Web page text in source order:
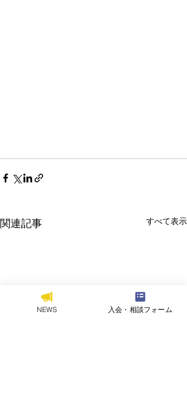
関連記事 すべて表示
NEWS 入会・相談フォーム